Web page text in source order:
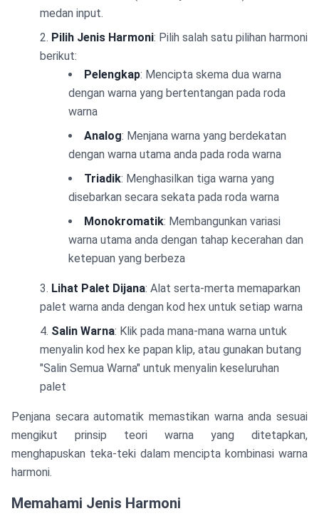
medan input.
Pilih Jenis Harmoni: Pilih salah satu pilihan harmoni
berikut:
Pelengkap: Mencipta skema dua warna
dengan warna yang bertentangan pada roda
warna
Analog: Menjana warna yang berdekatan
dengan warna utama anda pada roda warna
Triadik: Menghasilkan tiga warna yang
disebarkan secara sekata pada roda warna
Monokromatik: Membangunkan variasi
warna utama anda dengan tahap kecerahan dan
ketepuan yang berbeza
Lihat Palet Dijana: Alat serta-merta memaparkan
palet warna anda dengan kod hex untuk setiap warna
Salin Warna: Klik pada mana-mana warna untuk
menyalin kod hex ke papan klip, atau gunakan butang
"Salin Semua Warna" untuk menyalin keseluruhan
palet
Penjana secara automatik memastikan warna anda sesuai
mengikut prinsip teori warna yang ditetapkan,
menghapuskan teka-teki dalam mencipta kombinasi warna
harmoni.
Memahami Jenis Harmoni